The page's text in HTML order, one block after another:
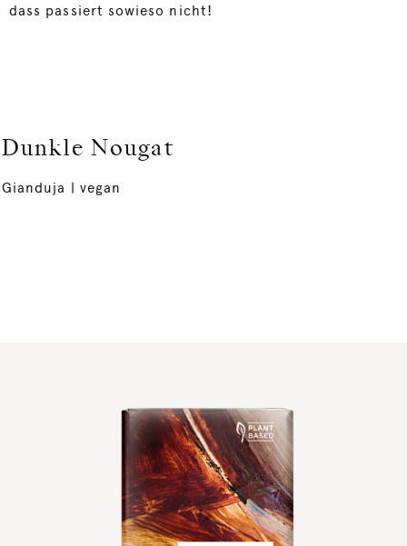
dass passiert sowieso nicht!
Dunkle Nougat
Gianduja | vegan